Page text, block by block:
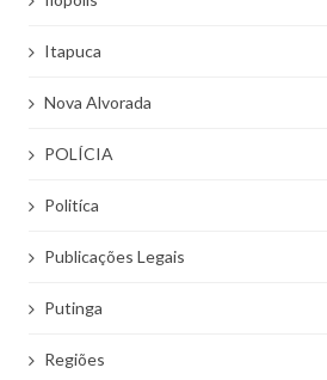
Itapuca
Nova Alvorada
POLÍCIA
Politíca
Publicações Legais
Putinga
Regiões